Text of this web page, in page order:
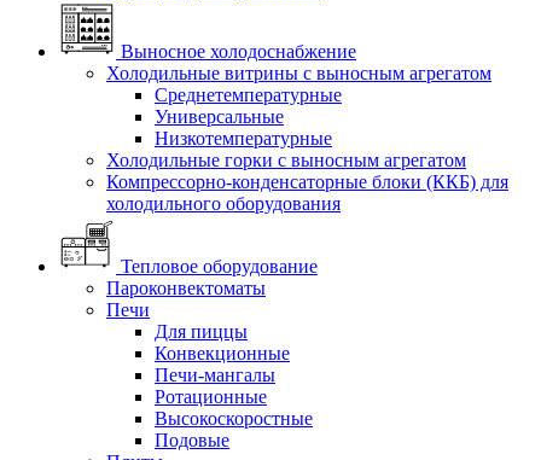
Выносное холодоснабжение
Холодильные витрины с выносным агрегатом
Среднетемпературные
Универсальные
Низкотемпературные
Холодильные горки с выносным агрегатом
Компрессорно-конденсаторные блоки (ККБ) для
холодильного оборудования
Тепловое оборудование
Пароконвектоматы
Печи
Для пиццы
Конвекционные
Печи-мангалы
Ротационные
Высокоскоростные
Подовые